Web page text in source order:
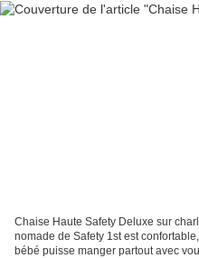
Chaise Haute Safety Deluxe sur
nomade de Safety 1st est
bébé puisse manger partout avec